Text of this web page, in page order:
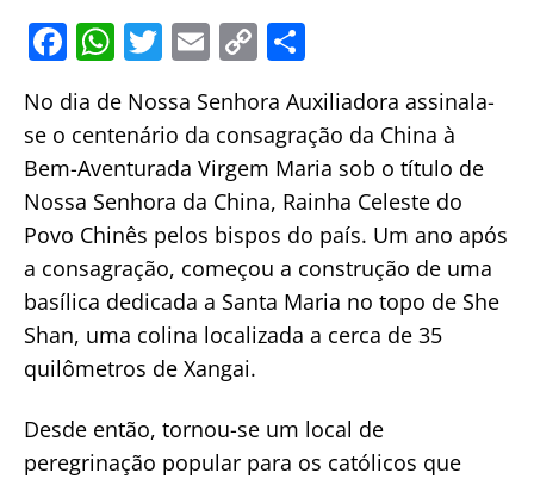
F
a
c
e
b
o
o
k
W
at
s
A
p
p
T
itt
er
E
m
ai
l
C
p
y
Li
n
k
h
ar
e
No dia de Nossa Senhora Auxiliadora assinala-
se o centenário da consagração da China à
Bem-Aventurada Virgem Maria sob o título de
Nossa Senhora da China, Rainha Celeste do
Povo Chinês pelos bispos do país. Um ano após
a consagração, começou a construção de uma
basílica dedicada a Santa Maria no topo de She
Shan, uma colina localizada a cerca de 35
quilômetros de Xangai.
Desde então, tornou-se um local de
peregrinação popular para os católicos que